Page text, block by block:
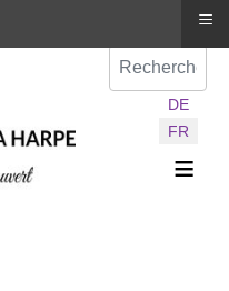
Sélectionnez
DE
FR
≡
≡